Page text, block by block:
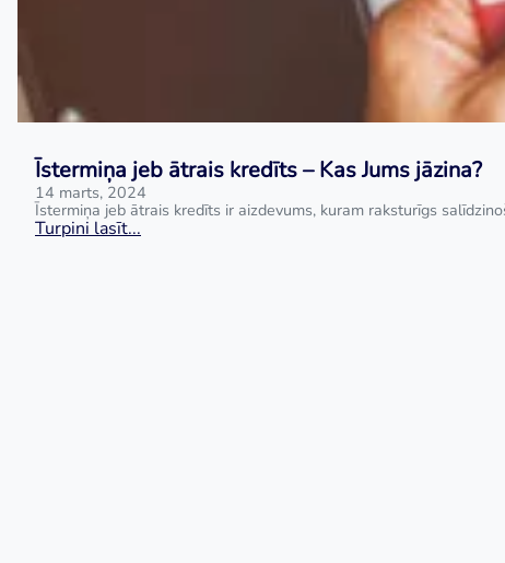
Īstermiņa jeb ātrais kredīts – Kas Jums jāzina?
14 marts, 2024
Īstermiņa jeb ātrais kredīts ir aizdevums, kuram raksturīgs
Turpini lasīt...